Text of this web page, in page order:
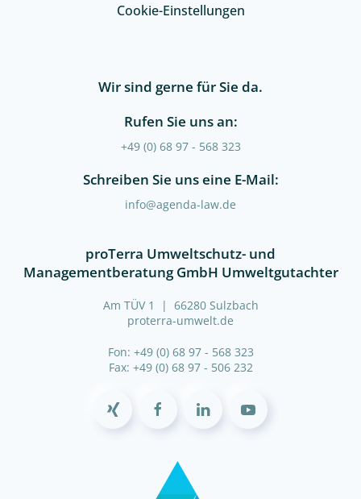
Cookie-Einstellungen
Wir sind gerne für Sie da.
Rufen Sie uns an:
+49 (0) 68 97 - 568 323
Schreiben Sie uns eine E-Mail:
info@agenda-law.de
proTerra Umweltschutz- und
Managementberatung GmbH Umweltgutachter
Am TÜV 1 | 66280 Sulzbach
proterra-umwelt.de
Fon: +49 (0) 68 97 - 568 323
Fax: +49 (0) 68 97 - 506 232